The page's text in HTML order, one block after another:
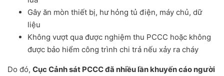
Gây ăn mòn thiết bị, hư hỏng tủ điện, máy chủ, dữ
liệu
Không vượt qua được nghiệm thu PCCC hoặc không
được bảo hiểm công trình chi trả nếu xảy ra cháy
Do đó, Cục Cảnh sát PCCC đã nhiều lần khuyến cáo người